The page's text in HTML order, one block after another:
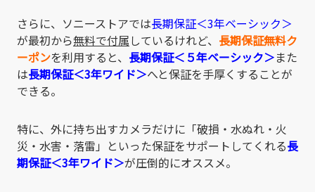
さらに、ソニーストアでは長期保証＜3年ベーシック＞
が最初から無料で付属しているけれど、 長期保証無料ク
ーポンを利用すると、 長期保証＜ ５年ベーシック＞また
は長期保証＜3年ワイド＞へと保証を手厚くすることが
できる。
特に、外に持ち出すカメラだけに「破損・水ぬれ・火
災・水害・落雷」といった保証をサポートしてくれる長
期保証＜3年ワイド＞が圧倒的にオススメ。